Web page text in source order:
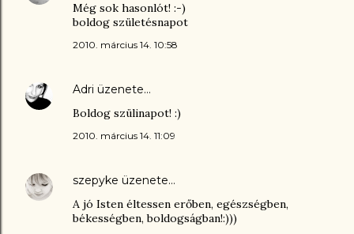
Még sok hasonlót! :-)
boldog születésnapot
2010. március 14. 10:58
Adri üzenete…
Boldog szülinapot! :)
2010. március 14. 11:09
szepyke üzenete…
A jó Isten éltessen erőben, egészségben,
békességben, boldogságban!:)))